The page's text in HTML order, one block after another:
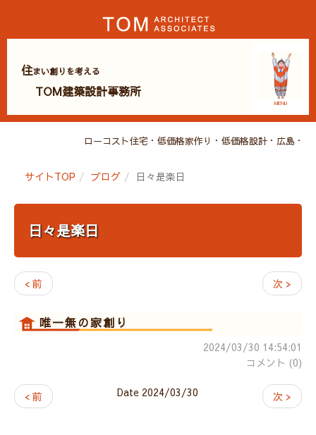
MENU
住まい創りを考える
TOM建築設計事務所
ローコスト住宅・低価格家作り・低価格設計・広
サイトTOP ブログ 日々是楽日
日々是楽日
< 前 次 >
唯一無の家創り
2024/03/30 14:54:01
コメント (0)
< 前 次 >
Date 2024/03/30